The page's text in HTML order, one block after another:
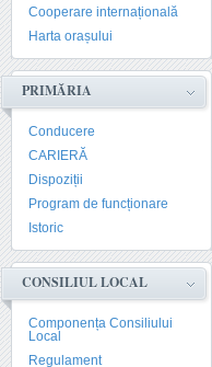
Cooperare internațională
Harta orașului
PRIMĂRIA
Conducere
CARIERĂ
Dispoziții
Program de funcționare
Istoric
CONSILIUL LOCAL
Componența Consiliului
Local
Regulament